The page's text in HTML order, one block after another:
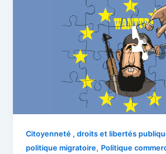
Citoyenneté , droits et libertés
politique migratoire, Politique